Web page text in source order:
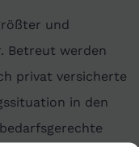
und
Betreut werden
privat versicherte
in den